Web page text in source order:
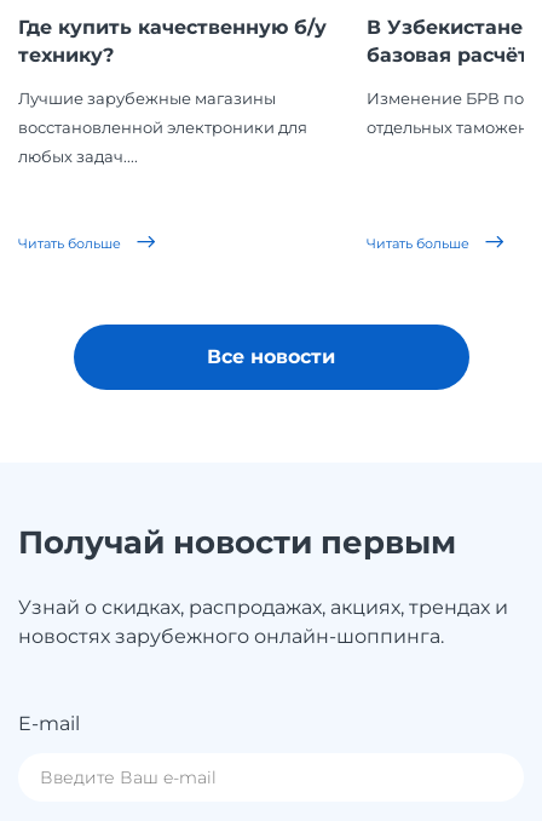
Где купить качественную б/у
технику?
Лучшие зарубежные магазины
восстановленной электроники для
любых задач....
Читать больше
В Узбекистане
базовая
Изменение БРВ
отдельных
Читать больше
Все новости
Получай новости первым
Узнай о скидках, распродажах, акциях, трендах и
новостях зарубежного онлайн-шоппинга.
E-mail